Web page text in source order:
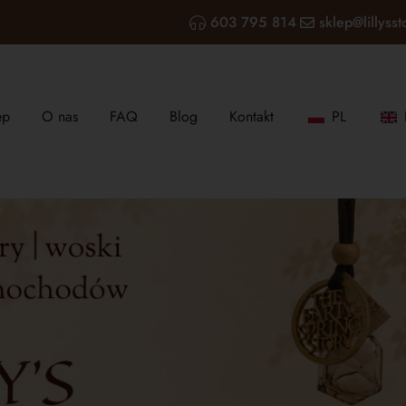
603 795 814
O nas FAQ Blog Kontakt PL